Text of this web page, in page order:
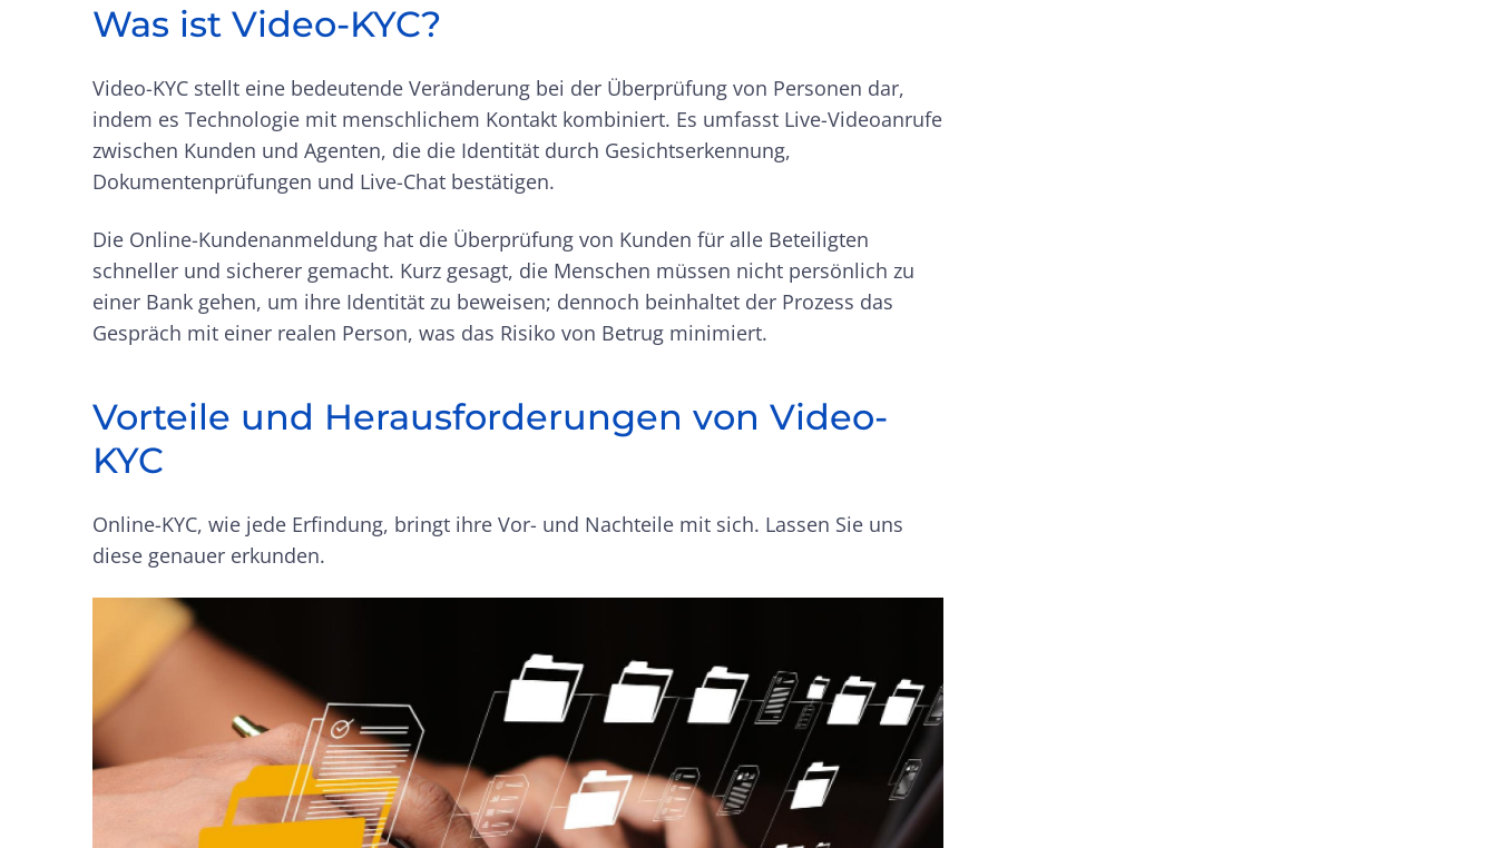
Was ist Video-KYC?
Video-KYC stellt eine bedeutende Veränderung bei der Überprüfung von Personen dar,
indem es Technologie mit menschlichem Kontakt kombiniert. Es umfasst Live-Videoanrufe
zwischen Kunden und Agenten, die die Identität durch Gesichtserkennung,
Dokumentenprüfungen und Live-Chat bestätigen.
Die Online-Kundenanmeldung hat die Überprüfung von Kunden für alle Beteiligten
schneller und sicherer gemacht. Kurz gesagt, die Menschen müssen nicht persönlich zu
einer Bank gehen, um ihre Identität zu beweisen; dennoch beinhaltet der Prozess das
Gespräch mit einer realen Person, was das Risiko von Betrug minimiert.
Vorteile und Herausforderungen von Video-
KYC
Online-KYC, wie jede Erfindung, bringt ihre Vor- und Nachteile mit sich. Lassen Sie uns
diese genauer erkunden.